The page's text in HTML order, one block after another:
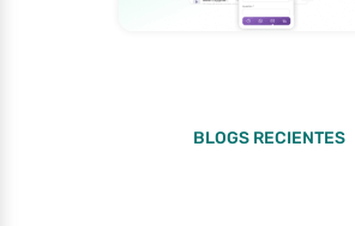
BLOGS RECIENTES